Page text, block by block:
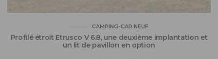
CAMPING-CAR NEUF
Profilé étroit Etrusco V 6.8, une deuxième implantation et
un lit de pavillon en option